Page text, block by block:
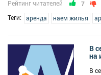
Рейтинг читателей 7
Теги: аренда наем жилья
В
на
В